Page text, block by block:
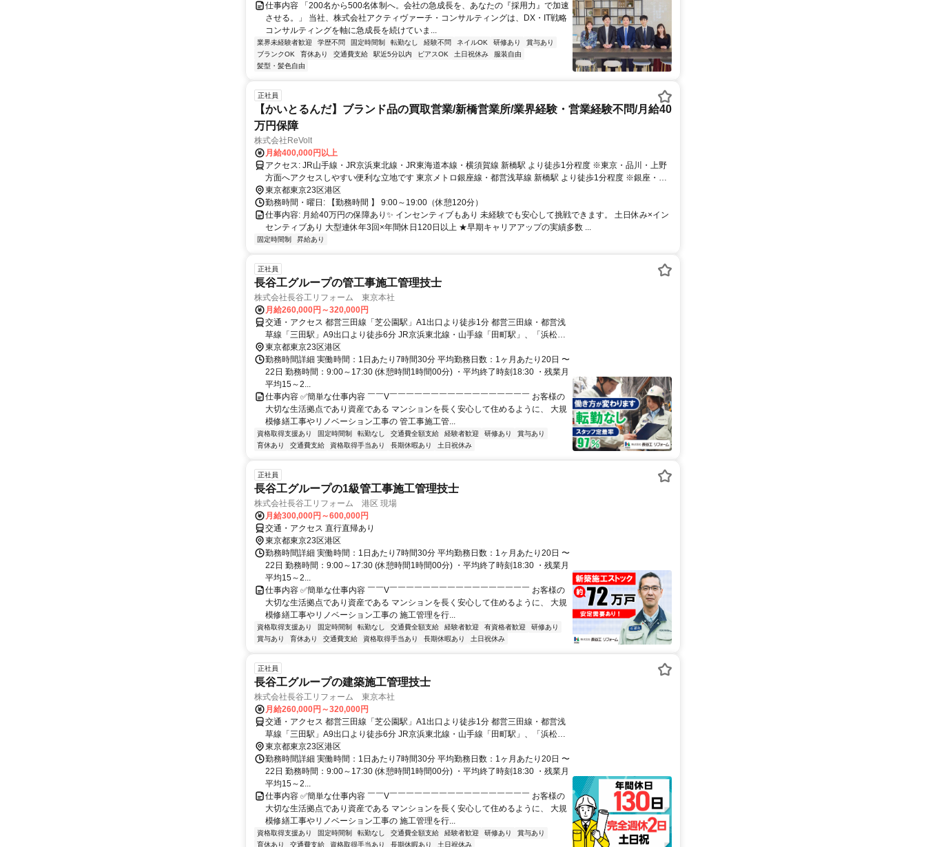
仕事内容 「200名から500名体制へ。会社の急成長を、あなたの『採用力』で加速
させる。」 当社、株式会社アクティヴァーチ・コンサルティングは、DX・IT戦略
コンサルティングを軸に急成長を続けていま...
業界未経験者歓迎 学歴不問 固定時間制 転勤なし 経験不問 ネイルOK 研修あり
賞与あり
ブランクOK
育休あり 交通費支給 駅近5分以内 ピアスOK 土日祝休み
服装自由
髪型・髪色自由
正社員
【かいとるんだ】ブランド品の買取営業/新橋営業所/業界経験・営業経験不問/月給40
万円保障
株式会社ReVolt
月給400,000円以上
アクセス: JR山手線・JR京浜東北線・JR東海道本線・横須賀線 新橋駅 より徒歩1分程度 ※東京・品川・上野
方面へアクセスしやすい便利な立地です 東京メトロ銀座線・都営浅草線 新橋駅 より徒歩1分程度 ※銀座・浅
草方面へアクセスしやすい立地です 都営三田線 内幸町駅 より徒歩5分程度 ※大手町・日比谷方面へのアクセ
スも良好です
東京都東京23区港区
勤務時間・曜日: 【勤務時間 】 9:00～19:00（休憩120分）
仕事内容: 月給40万円の保障あり✨ インセンティブもあり 未経験でも安心して挑戦できます。 土日休み×イン
センティブあり 大型連休年3回×年間休日120日以上 ★早期キャリアアップの実績多数 ...
固定時間制 昇給あり
正社員
長谷工グループの管工事施工管理技士
株式会社長谷工リフォーム 東京本社
月給260,000円～320,000円
交通・アクセス 都営三田線「芝公園駅」A1出口より徒歩1分 都営三田線・都営浅
草線「三田駅」A9出口より徒歩6分 JR京浜東北線・山手線「田町駅」、「浜松町
駅」徒歩12分
東京都東京23区港区
勤務時間詳細 実働時間：1日あたり7時間30分 平均勤務日数：1ヶ月あたり20日 〜
22日 勤務時間：9:00～17:30 (休憩時間1時間00分) ・平均終了時刻18:30 ・残業月
平均15～2...
仕事内容 ✅簡単な仕事内容 ￣￣V￣￣￣￣￣￣￣￣￣￣￣￣￣￣￣￣￣ お客様の
大切な生活拠点であり資産である マンションを長く安心して住めるように、 大規
模修繕工事やリノベーション工事の 管工事施工管...
資格取得支援あり 固定時間制 転勤なし 交通費全額支給 経験者歓迎 研修あり
賞与あり
育休あり
交通費支給 資格取得手当あり 長期休暇あり 土日祝休み
正社員
長谷工グループの1級管工事施工管理技士
株式会社長谷工リフォーム 港区 現場
月給300,000円～600,000円
交通・アクセス 直行直帰あり
東京都東京23区港区
勤務時間詳細 実働時間：1日あたり7時間30分 平均勤務日数：1ヶ月あたり20日 〜
22日 勤務時間：9:00～17:30 (休憩時間1時間00分) ・平均終了時刻18:30 ・残業月
平均15～2...
仕事内容 ✅簡単な仕事内容 ￣￣V￣￣￣￣￣￣￣￣￣￣￣￣￣￣￣￣￣ お客様の
大切な生活拠点であり資産である マンションを長く安心して住めるように、 大規
模修繕工事やリノベーション工事の 施工管理を行...
資格取得支援あり 固定時間制 転勤なし 交通費全額支給 経験者歓迎 有資格者歓迎
研修あり
賞与あり
育休あり 交通費支給 資格取得手当あり 長期休暇あり 土日祝休み
正社員
長谷工グループの建築施工管理技士
株式会社長谷工リフォーム 東京本社
月給260,000円～320,000円
交通・アクセス 都営三田線「芝公園駅」A1出口より徒歩1分 都営三田線・都営浅
草線「三田駅」A9出口より徒歩6分 JR京浜東北線・山手線「田町駅」、「浜松町
駅」徒歩12分
東京都東京23区港区
勤務時間詳細 実働時間：1日あたり7時間30分 平均勤務日数：1ヶ月あたり20日 〜
22日 勤務時間：9:00～17:30 (休憩時間1時間00分) ・平均終了時刻18:30 ・残業月
平均15～2...
仕事内容 ✅簡単な仕事内容 ￣￣V￣￣￣￣￣￣￣￣￣￣￣￣￣￣￣￣￣ お客様の
大切な生活拠点であり資産である マンションを長く安心して住めるように、 大規
模修繕工事やリノベーション工事の 施工管理を行...
資格取得支援あり 固定時間制 転勤なし 交通費全額支給 経験者歓迎 研修あり
賞与あり
育休あり
交通費支給 資格取得手当あり 長期休暇あり 土日祝休み